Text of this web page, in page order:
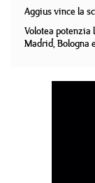
Aggius vince la
Volotea potenzia
Madrid, Bologna